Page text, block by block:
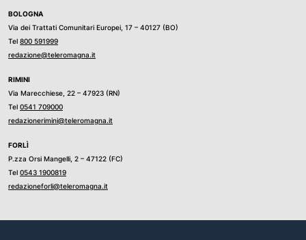
BOLOGNA
Via dei Trattati Comunitari Europei, 17 – 40127 (BO)
Tel 800 591999
redazione@teleromagna.it
RIMINI
Via Marecchiese, 22 – 47923 (RN)
Tel 0541 709000
redazionerimini@teleromagna.it
FORLÌ
P.zza Orsi Mangelli, 2 – 47122 (FC)
Tel 0543 1900819
redazioneforli@teleromagna.it